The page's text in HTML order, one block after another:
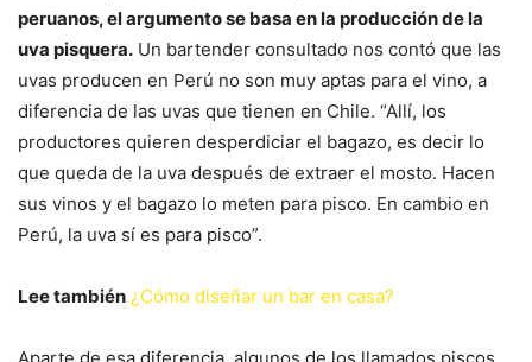
peruanos, el argumento se basa en la producción de la
uva pisquera. Un bartender consultado nos contó que las
uvas producen en Perú no son muy aptas para el vino, a
diferencia de las uvas que tienen en Chile. “Allí, los
productores quieren desperdiciar el bagazo, es decir lo
que queda de la uva después de extraer el mosto. Hacen
sus vinos y el bagazo lo meten para pisco. En cambio en
Perú, la uva sí es para pisco”.
Lee también ¿Cómo diseñar un bar en casa?